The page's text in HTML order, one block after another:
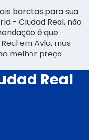
baratas para sua
- Ciudad Real, não
é que
em Avlo, mas
melhor preço
Real